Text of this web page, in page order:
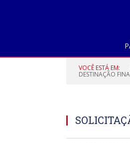
VOCÊ ESTÁ EM:
DESTINAÇÃO